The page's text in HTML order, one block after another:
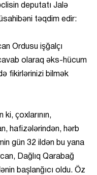
deputatı Jalə
təqdim edir:
Ordusu işğalçı
olaraq əks-hücum
fikirlərinizi bilmək
çoxlarının,
hafizələrindən, hərb
gün 32 ildən bu yana
Dağlıq Qarabağ
başlanğıcı oldu. Öz